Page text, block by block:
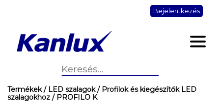
Bejelentkezés
Termékek/ LED szalagok/ Profilok és kiegészítők LED
szalagokhoz / PROFILO K